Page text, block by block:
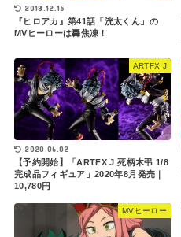
2018.12.15
『ヒロアカ』第41話「洸太くん」の
MVヒーローは轟焦凍！
ARTFX J
2020.06.02
【予約開始】「ARTFX J 死柄木弔 1/8
完成品フィギュア」2020年8月発売｜
10,780円
MVヒーロー